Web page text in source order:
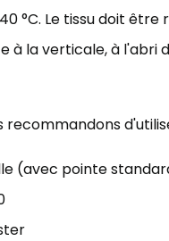
°C. Le tissu doit être
à la verticale, à l'abri
recommandons
(avec pointe